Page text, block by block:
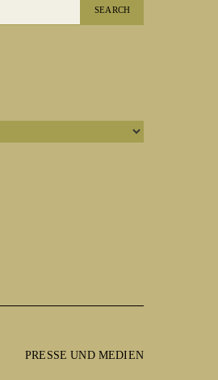
SEARCH
PRESSE UND MEDIEN